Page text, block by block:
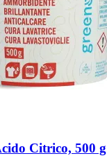
Citrico, 500 g